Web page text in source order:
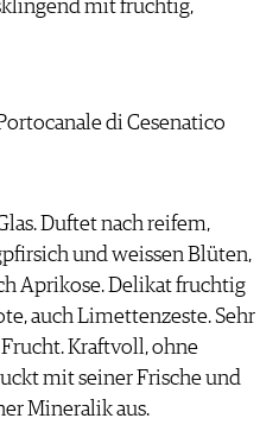
mit fruchtig,
di Cesenatico
Duftet nach reifem,
und weissen Blüten,
Aprikose. Delikat fruchtig
auch Limettenzeste. Sehr
Kraftvoll, ohne
mit seiner Frische und
Mineralik aus.